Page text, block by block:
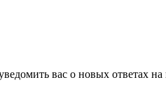
вас о новых ответах